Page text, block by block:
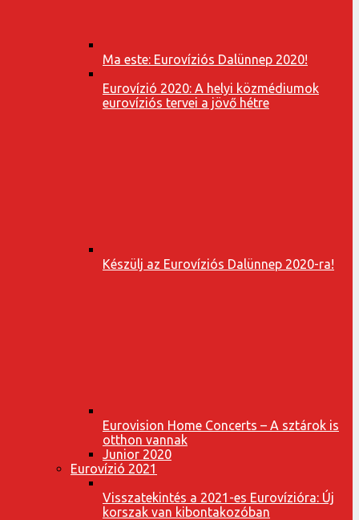
Ma este: Eurovíziós Dalünnep 2020!
Eurovízió 2020: A helyi közmédiumok
eurovíziós tervei a jövő hétre
Készülj az Eurovíziós Dalünnep 2020-ra!
Eurovision Home Concerts – A sztárok is
otthon vannak
Junior 2020
Eurovízió 2021
Visszatekintés a 2021-es Eurovízióra: Új
korszak van kibontakozóban